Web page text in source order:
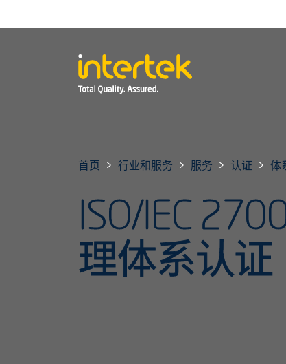
首页 行业和服务 服务 认证 体
ISO/IEC
理体系认证